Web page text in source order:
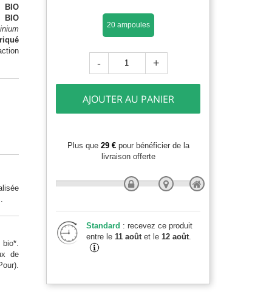
BIO
BIO
de
20 ampoules
- +
AJOUTER AU PANIER
Plus que 29 €pour bénéficier de la
livraison offerte
Standard : recevez ce produit
entre le 11 aoûtet le 12 août.